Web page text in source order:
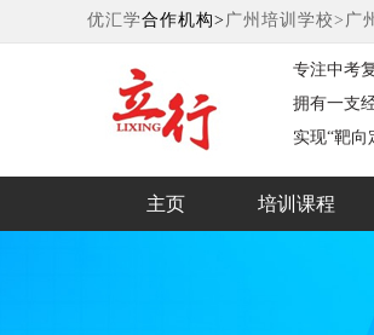
优汇学合作机构> 广州培训学校> 广
专注中考
拥有一支
实现“靶
主页 培训课程